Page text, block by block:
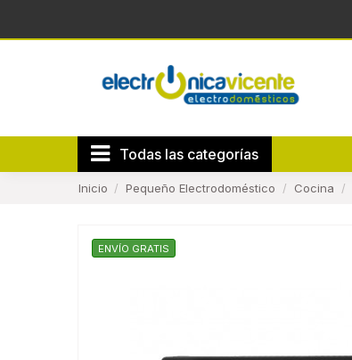
Todas las categorías
Inicio Pequeño Electrodoméstico Cocina
ENVÍO GRATIS